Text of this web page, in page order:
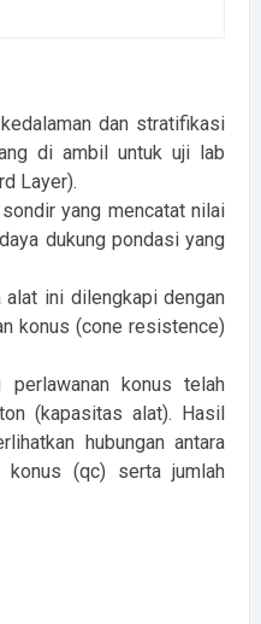
dan stratifikasi
di ambil untuk uji lab
Layer).
yang mencatat nilai
dukung pondasi yang
alat ini dilengkapi dengan
konus (cone resistence)
konus telah
(kapasitas alat). Hasil
hubungan antara
konus (qc) serta jumlah